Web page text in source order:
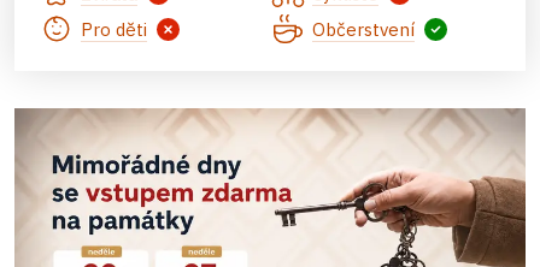
Pro děti
Občerstvení